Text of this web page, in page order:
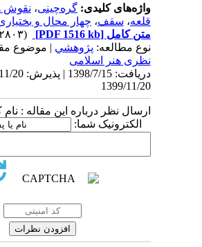
واژه‌های کلیدی:گره‌چینی ،نقوش هندسی ،
سقف،چهار محال و بختیاری
متن کامل[PDF 1516 kb]
(۲۸۰۳ دریافت)
نوع مطالعه: پژوهشي | موضوع مقاله:
نظری هنر اسلامی
دریافت: 1398/
1399/11/20
ارسال نظر درباره این مقاله : نام کاربری
الکترونیک شما: